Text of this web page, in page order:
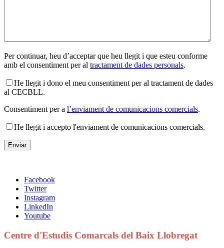
Per continuar, heu d’acceptar que heu llegit i que esteu conforme
amb el consentiment per al tractament de dades personals.
He llegit i dono el meu consentiment per al tractament de dades
al CECBLL.
Consentiment per a l’enviament de comunicacions comercials.
He llegit i accepto l'enviament de comunicacions comercials.
Facebook
Twitter
Instagram
LinkedIn
Youtube
Centre d'Estudis Comarcals del Baix Llobregat